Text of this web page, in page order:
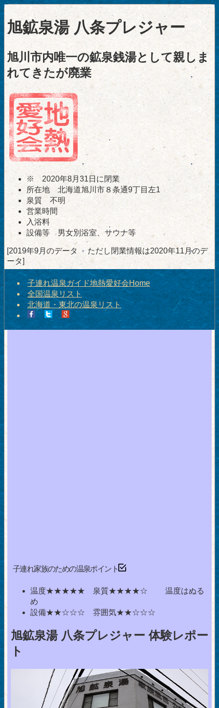
旭鉱泉湯 八条プレジャー
旭川市内唯一の鉱泉銭湯として親しま
れてきたが廃業
※ 2020年8月31日に閉業
所在地 北海道旭川市８条通9丁目左1
泉質 不明
営業時間
入浴料
設備等 男女別浴室、サウナ等
[2019年9月のデータ ただし閉業情報は2020年11月のデ
ータ]
子連れ温泉ガイド地熱愛好会Home
全国温泉リスト
北海道・東北の温泉リスト
子連れ家族のための温泉ポイント
温度★★★★★ 泉質★★★★☆ 温度はぬる
め
設備★★☆☆☆ 雰囲気★★☆☆☆
旭鉱泉湯 八条プレジャー 体験レポー
ト